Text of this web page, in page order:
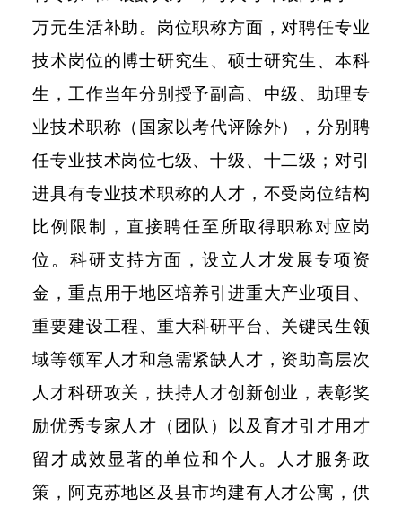
万元生活补助。岗位职称方面，对聘任专业
技术岗位的博士研究生、硕士研究生、本科
生，工作当年分别授予副高、中级、助理专
业技术职称（国家以考代评除外），分别聘
任专业技术岗位七级、十级、十二级；对引
进具有专业技术职称的人才，不受岗位结构
比例限制，直接聘任至所取得职称对应岗
位。科研支持方面，设立人才发展专项资
金，重点用于地区培养引进重大产业项目、
重要建设工程、重大科研平台、关键民生领
域等领军人才和急需紧缺人才，资助高层次
人才科研攻关，扶持人才创新创业，表彰奖
励优秀专家人才（团队）以及育才引才用才
留才成效显著的单位和个人。人才服务政
策，阿克苏地区及县市均建有人才公寓，供